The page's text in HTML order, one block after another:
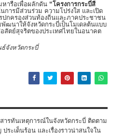
ารือเพื่อผลักดัน “โครงการกระบี่สี
การมีส่วนร่วม ความโปร่งใส และเปิด
ปกครองส่วนท้องถิ่นและภาคประชาชน
พัฒนาให้จังหวัดกระบี่เป็นโมเดลต้นแบบ
สัตย์สุจริตของประเทศไทยในอนาคต
จังหวัดกระบี่
ารทันเหตุการณ์ในจังหวัดกระบี่ ติดตาม
ระเด็นร้อน และเรื่องราวน่าสนใจใน